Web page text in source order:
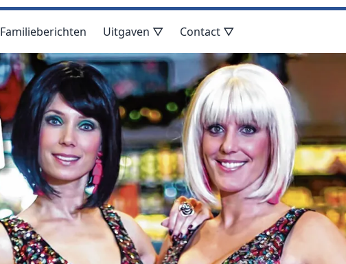
Familieberichten Uitgaven ▽ Contact ▽